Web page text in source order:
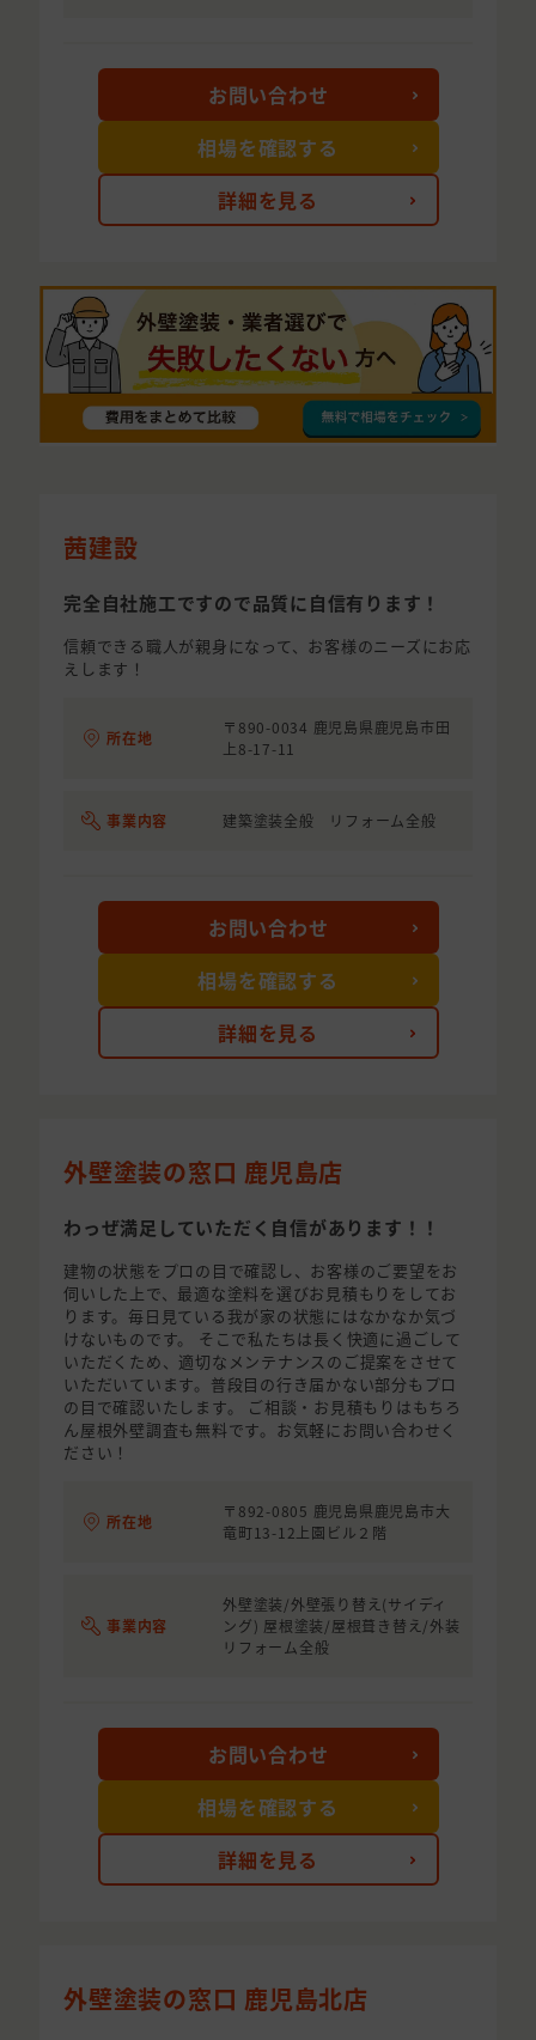
詳細を見る
お問い合わせ
相場を確認する
茜建設
完全自社施工ですので品質に自信有ります！
信頼できる職人が親身になって、お客様のニーズにお応
えします！
所在地
〒890-0034 鹿児島県鹿児島市田
上8-17-11
事業内容 建築塗装全般 リフォーム全般
詳細を見る
お問い合わせ
相場を確認する
外壁塗装の窓口 鹿児島店
わっぜ満足していただく自信があります！！
建物の状態をプロの目で確認し、お客様のご要望をお
伺いした上で、最適な塗料を選びお見積もりをしてお
ります。毎日見ている我が家の状態にはなかなか気づ
けないものです。 そこで私たちは長く快適に過ごして
いただくため、適切なメンテナンスのご提案をさせて
いただいています。普段目の行き届かない部分もプロ
の目で確認いたします。 ご相談・お見積もりはもちろ
ん屋根外壁調査も無料です。お気軽にお問い合わせく
ださい！
所在地
〒892-0805 鹿児島県鹿児島市大
竜町13-12上園ビル２階
事業内容
外壁塗装/外壁張り替え(サイディ
ング) 屋根塗装/屋根葺き替え/外装
リフォーム全般
詳細を見る
お問い合わせ
相場を確認する
外壁塗装の窓口 鹿児島北店